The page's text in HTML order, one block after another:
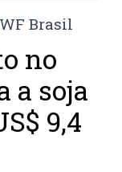
no
a soja
9,4